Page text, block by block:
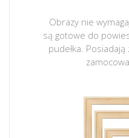
Obrazy nie
są gotowe do
pudełka.